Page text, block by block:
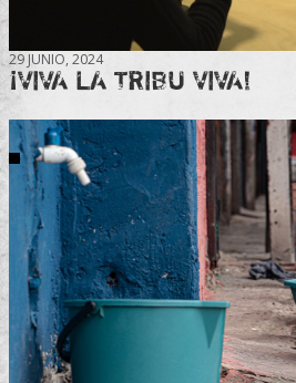
29 JUNIO, 2024
¡VIVA LA TRIBU VIVA!